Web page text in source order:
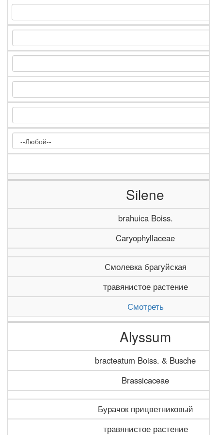
Silene
brahuica Boiss.
Caryophyllaceae
Смолевка брагуйская
травянистое растение
Смотреть
Alyssum
bracteatum Boiss. & Busche
Brassicaceae
Бурачок прицветниковый
травянистое растение